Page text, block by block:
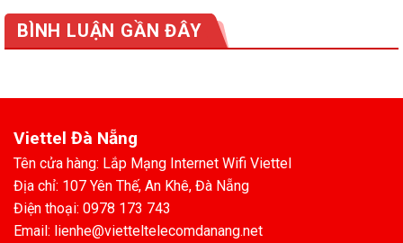
BÌNH LUẬN GẦN ĐÂY
Viettel Đà Nẵng
Tên cửa hàng: Lắp Mạng Internet Wifi Viettel
Địa chỉ: 107 Yên Thế, An Khê, Đà Nẵng
Điện thoại: 0978 173 743
Email: lienhe@vietteltelecomdanang.net